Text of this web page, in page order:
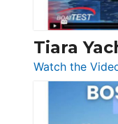
Tiara
Watch the